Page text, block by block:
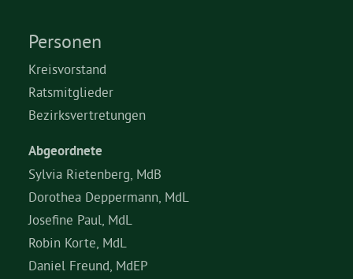
Personen
Kreisvorstand
Ratsmitglieder
Bezirksvertretungen
Abgeordnete
Sylvia Rietenberg, MdB
Dorothea Deppermann, MdL
Josefine Paul, MdL
Robin Korte, MdL
Daniel Freund, MdEP